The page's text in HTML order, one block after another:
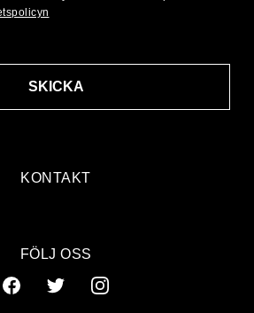
KONTAKT
SKICKA
FÖLJ OSS